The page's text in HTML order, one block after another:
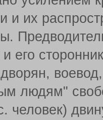
и их
и его
людям"
человек)